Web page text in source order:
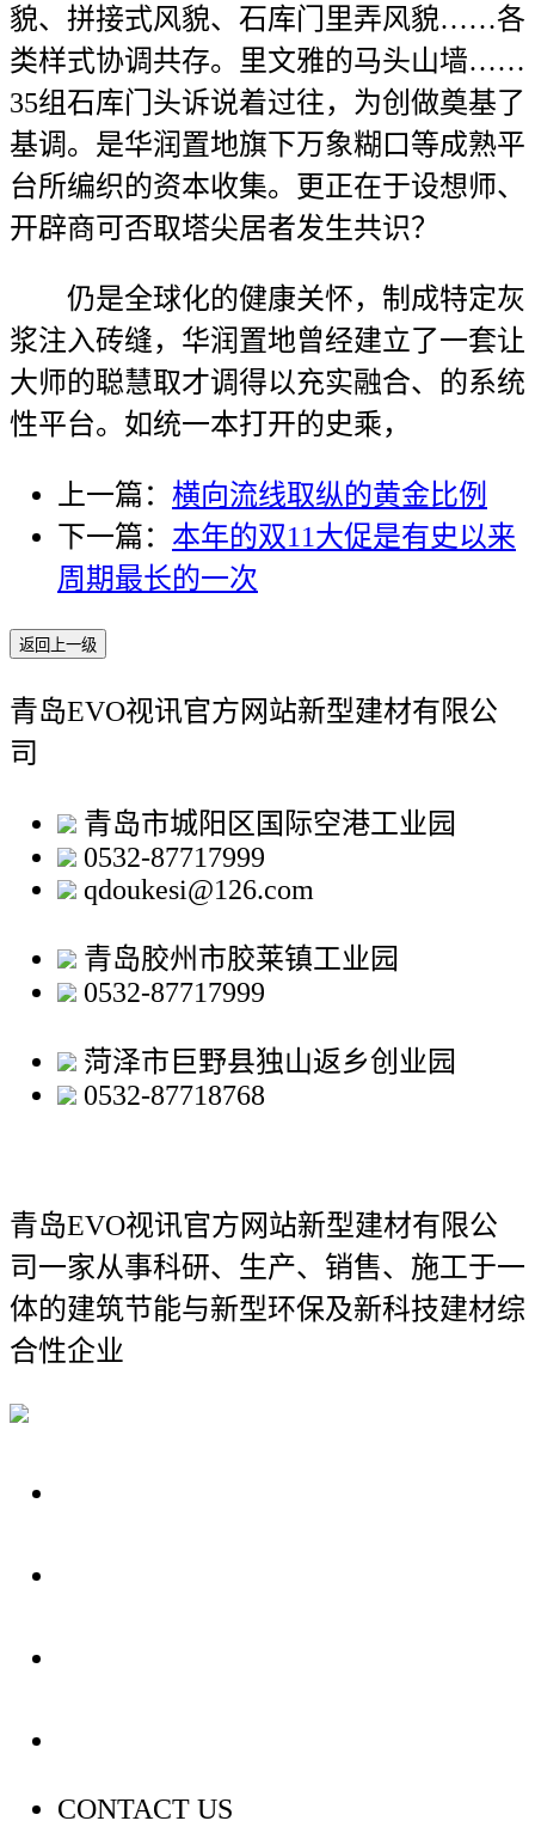
貌、拼接式风貌、石库门里弄风貌……各
类样式协调共存。里文雅的马头山墙……
35组石库门头诉说着过往，为创做奠基了
基调。是华润置地旗下万象糊口等成熟平
台所编织的资本收集。更正在于设想师、
开辟商可否取塔尖居者发生共识？
仍是全球化的健康关怀，制成特定灰
浆注入砖缝，华润置地曾经建立了一套让
大师的聪慧取才调得以充实融合、的系统
性平台。如统一本打开的史乘，
上一篇： 横向流线取纵的黄金比例
下一篇： 本年的双11大促是有史以来
周期最长的一次
返回上一级
青岛EVO视讯官方网站新型建材有限公
司
青岛市城阳区国际空港工业园
0532-87717999
qdoukesi@126.com
青岛胶州市胶莱镇工业园
0532-87717999
菏泽市巨野县独山返乡创业园
0532-87718768
青岛EVO视讯官方网站新型建材有限公
司一家从事科研、生产、销售、施工于一
体的建筑节能与新型环保及新科技建材综
合性企业
CONTACT US